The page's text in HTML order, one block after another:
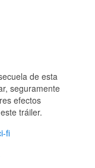
de esta
seguramente
efectos
tráiler.
fi